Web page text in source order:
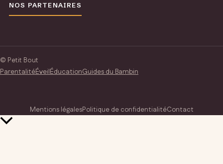
NOS PARTENAIRES
© Petit Bout
ParentalitéÉveilÉducationGuides du Bambin
Mentions légalesPolitique de confidentialitéContact